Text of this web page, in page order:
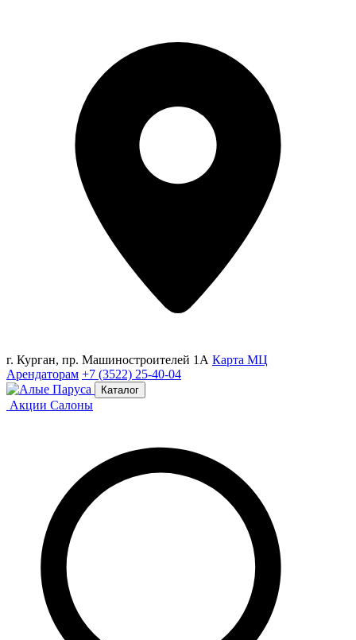
г. Курган, пр. Машиностроителей 1А Карта МЦ
Арендаторам +7 (3522) 25-40-04
Каталог
Акции Салоны